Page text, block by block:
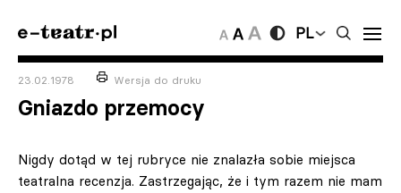
PL
23.02.1978 Wersja do druku
Gniazdo przemocy
Nigdy dotąd w tej rubryce nie znalazła sobie miejsca
teatralna recenzja. Zastrze­gając, że i tym razem nie mam